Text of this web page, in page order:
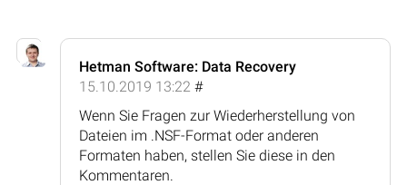
Hetman Software: Data Recovery
15.10.2019 13:22 #
Wenn Sie Fragen zur Wiederherstellung von
Dateien im .NSF-Format oder anderen
Formaten haben, stellen Sie diese in den
Kommentaren.